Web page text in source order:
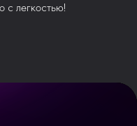
с легкостью!